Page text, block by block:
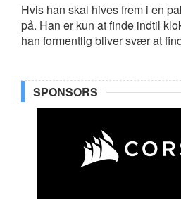
Hvis han skal hives frem i en
på. Han er kun at finde indtil
han formentlig bliver svær at
SPONSORS